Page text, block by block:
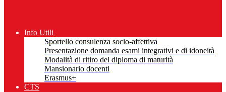
Info Utili
Sportello consulenza socio-affettiva
Presentazione domanda esami integrativi e di idoneità
Modalità di ritiro del diploma di maturità
Mansionario docenti
Erasmus+
CTS